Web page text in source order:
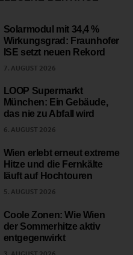
Solarmodul mit 34,4 %
Wirkungsgrad: Fraunhofer
ISE setzt neuen Rekord
7. AUGUST 2026
LOOP Supermarkt
München: Ein Gebäude,
das nie zu Abfall wird
6. AUGUST 2026
Wien erlebt erneut extreme
Hitze und die Fernkälte
läuft auf Hochtouren
5. AUGUST 2026
Coole Zonen: Wie Wien
der Sommerhitze aktiv
entgegenwirkt